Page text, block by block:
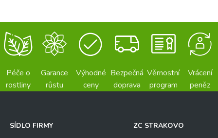
Péče o
rostliny
Garance
růstu
Výhodné
ceny
Bezpečná
doprava
Věrnostní
program
Vrácení
peněz
SÍDLO FIRMY
ZC STRAKOVO